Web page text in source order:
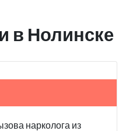
в Нолинске
нарколога из